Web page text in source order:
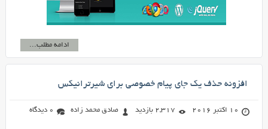
ادامه مطلب...
افزونه حذف یک جای پیام خصوصی برای شیرترانیکس
10 اکتبر 2016 2,317 بازدید صادق محمد زاده 0 دیدگاه